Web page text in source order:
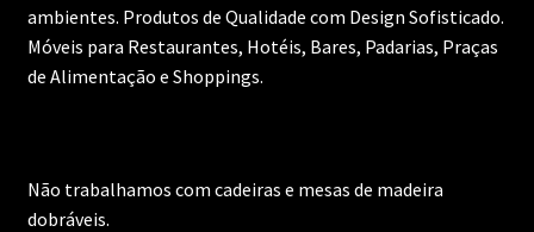
ambientes. Produtos de Qualidade com Design Sofisticado.
Móveis para Restaurantes, Hotéis, Bares, Padarias, Praças
de Alimentação e Shoppings.
Não trabalhamos com cadeiras e mesas de madeira
dobráveis.